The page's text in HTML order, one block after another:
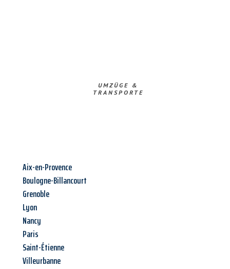
UMZÜGE &
TRANSPORTE
Aix-en-Provence
Boulogne-Billancourt
Grenoble
Lyon
Nancy
Paris
Saint-Étienne
Villeurbanne